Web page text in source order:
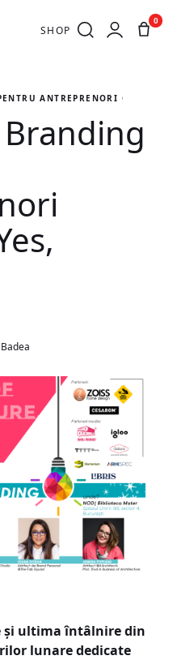
SHOP
0
ANTREPRENORI CREATIVI?
și ultima întâlnire din
lunare dedicate